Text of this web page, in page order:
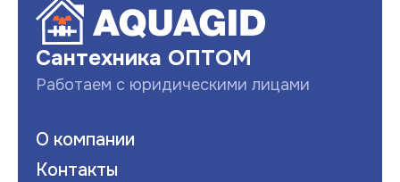
Сантехника ОПТОМ
Работаем с юридическими лицами
О компании
Контакты